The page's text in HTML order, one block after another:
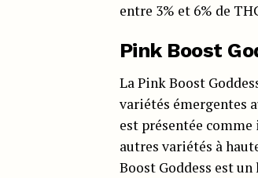
entre 3% et 6% de
Pink Boost
La Pink Boost
variétés émergentes
est présentée
autres variétés à
Boost Goddess est